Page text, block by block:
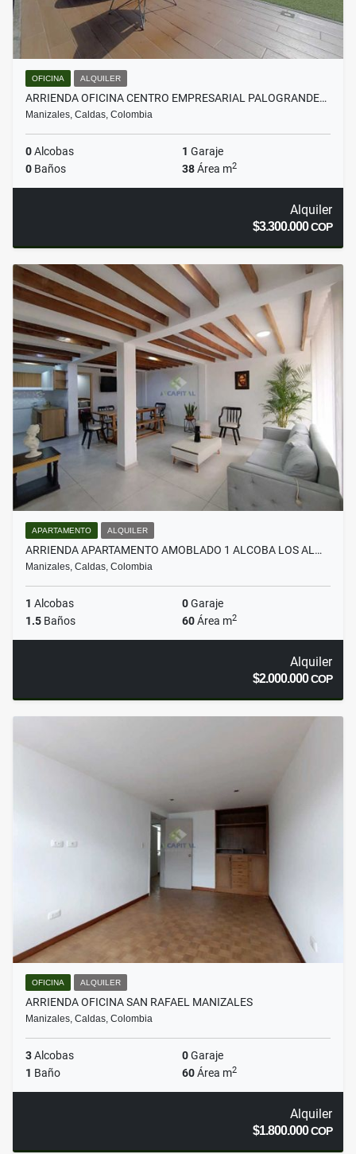
OFICINA ALQUILER
ARRIENDA OFICINA CENTRO EMPRESARIAL PALOGRANDE…
Manizales, Caldas, Colombia
0Alcobas 1 Garaje
0 Baños 38Área m2
Alquiler
$3.300.000COP
APARTAMENTO ALQUILER
ARRIENDA APARTAMENTO AMOBLADO 1 ALCOBA LOS AL…
Manizales, Caldas, Colombia
1 Alcobas 0Garaje
1.5 Baños 60Área m2
Alquiler
$2.000.000COP
OFICINA ALQUILER
ARRIENDA OFICINA SAN RAFAEL MANIZALES
Manizales, Caldas, Colombia
3Alcobas 0Garaje
1 Baño 60Área m2
Alquiler
$1.800.000COP